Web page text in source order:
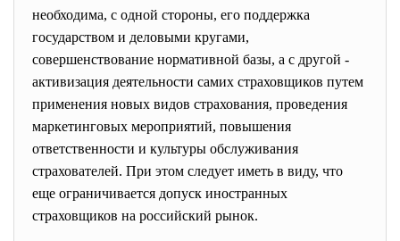
необходима, с одной стороны, его поддержка
государством и деловыми кругами,
совершенствование нормативной базы, а с другой -
активизация деятельности самих страховщиков путем
применения новых видов страхования, проведения
маркетинговых мероприятий, повышения
ответственности и культуры обслуживания
страхователей. При этом следует иметь в виду, что
еще ограничивается допуск иностранных
страховщиков на российский рынок.